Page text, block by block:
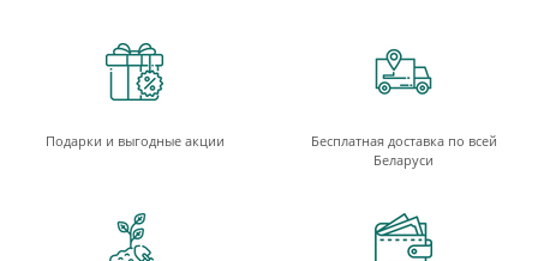
Подарки и выгодные акции
Бесплатная доставка по всей
Беларуси